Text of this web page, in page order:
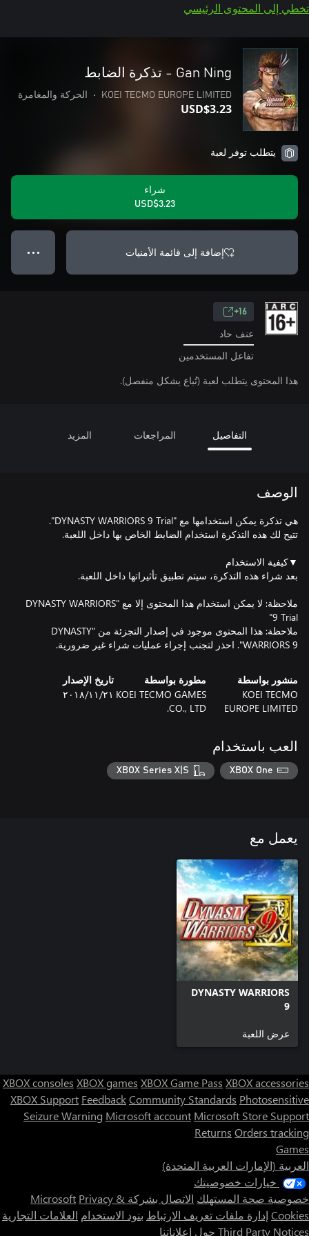
تخطي إلى المحتوى الرئيسي
Gan Ning - تذكرة الضابط
KOEI TECMO EUROPE LIMITED
• الحركة والمغامرة
USD$3.23
يتطلب توفر لعبة
شراء
USD$3.23
إضافة إلى قائمة الأمنيات ● ● ●
16+
عنف حاد
تفاعل المستخدمين
هذا المحتوى يتطلب لعبة (تُباع بشكل منفصل).
التفاصيل المراجعات المزيد
الوصف
ملاحظة: لا يمكن استخدام هذا المحتوى إلا مع "DYNASTY WARRIORS
ملاحظة: هذا المحتوى موجود في إصدار التجزئة من "DYNASTY
WARRIORS 9". احذر لتجنب إجراء عمليات شراء غير ضرورية.
منشور بواسطة
KOEI TECMO
EUROPE LIMITED
مطورة بواسطة
KOEI TECMO GAMES
CO., LTD.
تاريخ الإصدار
٢١‏/١١‏/٢٠١٨
العب باستخدام
XBOX One
XBOX Series X|S
يعمل مع
DYNASTY WARRIORS
9
عرض اللعبة
XBOX consoles XBOX games XBOX Game Pass XBOX accessories
XBOX Support FeedbackCommunity Standards Photosensitive
Seizure Warning Microsoft account Microsoft Store Support
Returns Orders tracking
Games
العربية (الإمارات العربية المتحدة)
خيارات خصوصيتك
خصوصية صحة المستهلك الاتصال بشركة Microsoft Privacy &
Cookies إدارة ملفات تعريف الارتباط بنود الاستخدام العلامات التجارية
Third Party Notices حول إعلاناتنا